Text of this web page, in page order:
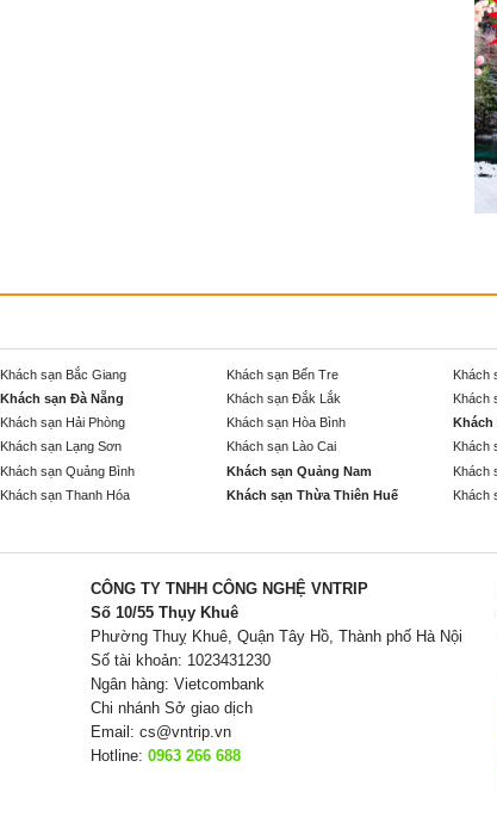
Khách sạn Bắc Giang Khách sạn Bến Tre Khách
Khách sạn Đà Nẵng Khách sạn Đắk Lắk Khách
Khách sạn Hải Phòng Khách sạn Hòa Bình
Khách sạn Lạng Sơn Khách sạn Lào Cai Khách
Khách sạn Quảng Bình Khách sạn Quảng Nam Khách
Khách sạn Thanh Hóa Khách sạn Thừa Thiên Huế Khách
CÔNG TY TNHH CÔNG NGHỆ VNTRIP
Số 10/55 Thụy Khuê
Phường Thuỵ Khuê, Quận Tây Hồ, Thành phố Hà Nội
Số tài khoản: 1023431230
Ngân hàng: Vietcombank
Chi nhánh Sở giao dịch
Email: cs@vntrip.vn
Hotline: 0963 266 688